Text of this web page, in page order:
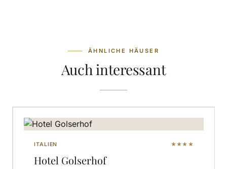
ÄHNLICHE HÄUSER
Auch interessant
ITALIEN ★★★★
Hotel Golserhof